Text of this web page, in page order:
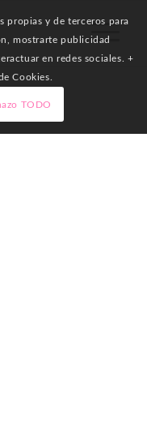
propias y de terceros para
mostrarte publicidad
en redes sociales. +
Cookies.
TODO